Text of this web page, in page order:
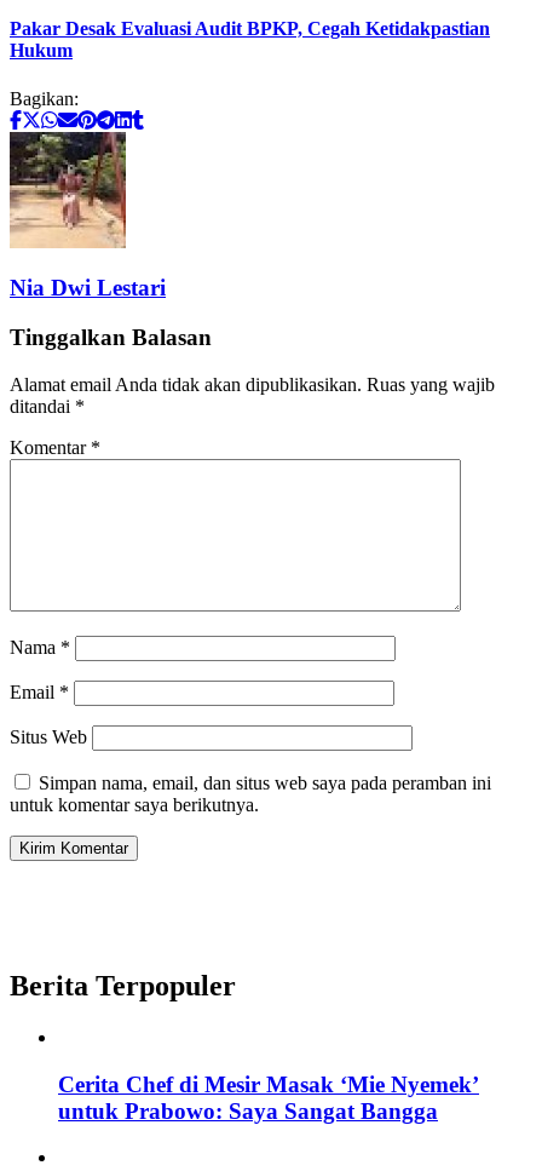
Pakar Desak Evaluasi Audit BPKP, Cegah Ketidakpastian
Hukum
Bagikan:
Nia Dwi Lestari
Tinggalkan Balasan
Alamat email Anda tidak akan dipublikasikan. Ruas yang wajib
ditandai *
Komentar *
Nama *
Email *
Situs Web
Simpan nama, email, dan situs web saya pada peramban ini
untuk komentar saya berikutnya.
Berita Terpopuler
Cerita Chef di Mesir Masak ‘Mie Nyemek’
untuk Prabowo: Saya Sangat Bangga